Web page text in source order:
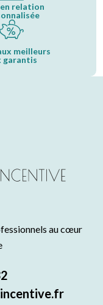
relation
meilleurs
garantis
au cœur